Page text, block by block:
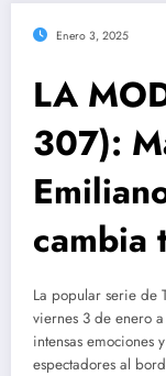
Enero 3, 2025
LA
307):
cambia
La popular serie de
viernes 3 de enero
intensas emociones
espectadores al